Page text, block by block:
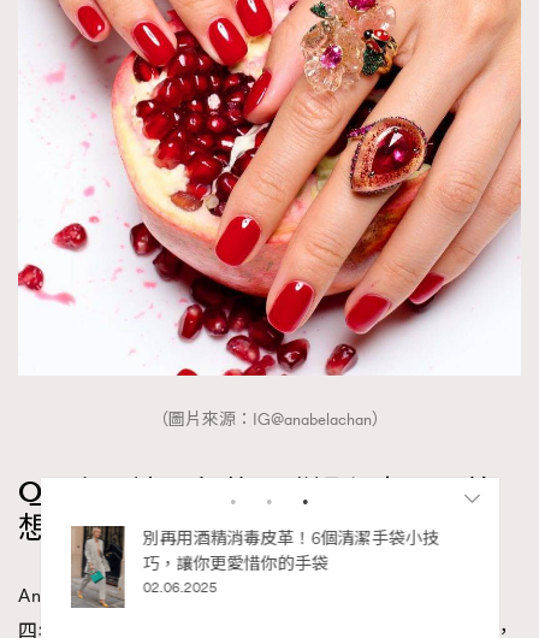
（圖片來源：IG@anabelachan）
Q：在長達四年的研發過程中，可曾
想過放棄？
Anabela Chan：
四年來其實一直都是抱著一個未知是否能夠成功的心情，
小技
人生如迷宮，如何走好每一步？Chubb安
Chapters》登陸2026年巴塞爾藝術展香港
展會
27.03.2026